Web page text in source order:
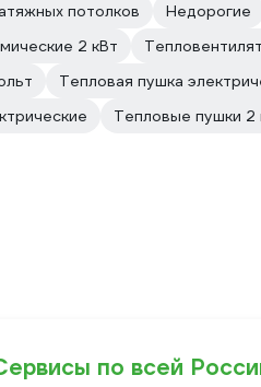
потолков
Недорогие
2 кВт
Тепловая пушка
Тепловые пушки 2
по всей